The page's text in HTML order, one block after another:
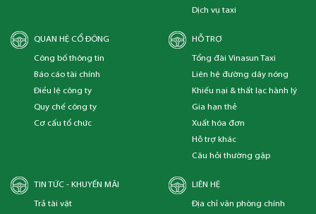
Dịch vụ taxi
QUAN HỆ CỔ ĐÔNG
Công bố thông tin
Báo cáo tài chính
Điều lệ công ty
Quy chế công ty
Cơ cấu tổ chức
HỖ TRỢ
Tổng đài Vinasun Taxi
Liên hệ đường dây nóng
Khiếu nại & thất lạc hành lý
Gia hạn thẻ
Xuất hóa đơn
Hỗ trợ khác
Câu hỏi thường gặp
TIN TỨC - KHUYẾN MÃI
Trả tài vật
LIÊN HỆ
Địa chỉ văn phòng chính